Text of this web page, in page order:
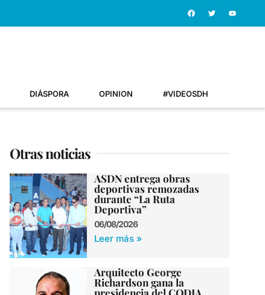
DIÁSPORA OPINION #VIDEOSDH
Otras noticias
ASDN entrega obras
deportivas remozadas
durante “La Ruta
Deportiva”
06/08/2026
Leer más »
Arquitecto George
Richardson gana la